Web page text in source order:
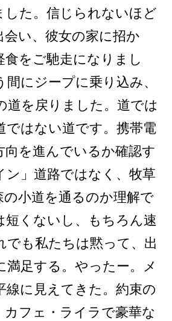
した。信じられないほど
会い、彼女の家に招か
食をご馳走­になりまし
にジープに乗り込み、
道を戻りました。道では
ではない道です。携帯電
向を進んでい­るか確認す
ン」道路ではなく、牧草
の小道を通るのか理解で
短くないし、もちろん速
でも私たちは­黙って、出
満足する。やったー。メ
線に見えてきた。約束の
カフェ・ライラで豪華な